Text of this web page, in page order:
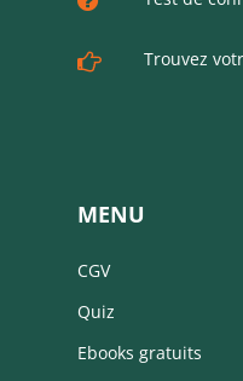
Trouvez
MENU
CGV
Quiz
Ebooks gratuits